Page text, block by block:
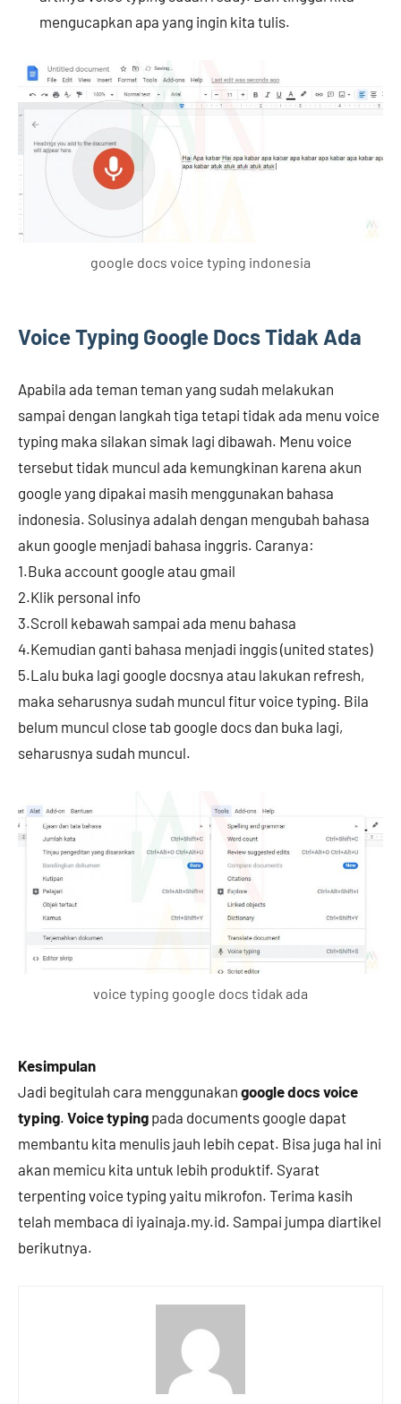
mengucapkan apa yang ingin kita tulis.
google docs voice typing indonesia
Voice Typing Google Docs Tidak Ada
Apabila ada teman teman yang sudah melakukan
sampai dengan langkah tiga tetapi tidak ada menu voice
typing maka silakan simak lagi dibawah. Menu voice
tersebut tidak muncul ada kemungkinan karena akun
google yang dipakai masih menggunakan bahasa
indonesia. Solusinya adalah dengan mengubah bahasa
akun google menjadi bahasa inggris. Caranya:
1.Buka account google atau gmail
2.Klik personal info
3.Scroll kebawah sampai ada menu bahasa
4.Kemudian ganti bahasa menjadi inggis (united states)
5.Lalu buka lagi google docsnya atau lakukan refresh,
maka seharusnya sudah muncul fitur voice typing. Bila
belum muncul close tab google docs dan buka lagi,
seharusnya sudah muncul.
voice typing google docs tidak ada
Kesimpulan
Jadi begitulah cara menggunakan google docs voice
typing. Voice typing pada documents google dapat
membantu kita menulis jauh lebih cepat. Bisa juga hal ini
akan memicu kita untuk lebih produktif. Syarat
terpenting voice typing yaitu mikrofon. Terima kasih
telah membaca di iyainaja.my.id. Sampai jumpa diartikel
berikutnya.